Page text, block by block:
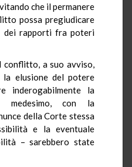
che il permanere
possa pregiudicare
dei rapporti fra poteri
conflitto, a suo avviso,
la elusione del potere
inderogabilmente la
medesimo, con la
della Corte stessa
e la eventuale
– sarebbero state